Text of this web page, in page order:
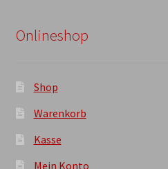
Onlineshop
Shop
Warenkorb
Kasse
Mein Konto